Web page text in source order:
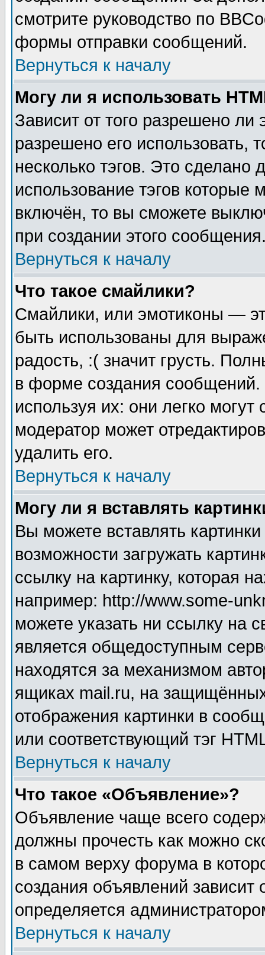
смотрите руководство по
формы отправки сообщений.
Вернуться к началу
Могу ли я использовать
Зависит от того разрешено
разрешено его использовать,
несколько тэгов. Это сделано
использование тэгов
включён, то вы сможете
при создании этого
Вернуться к началу
Что такое смайлики?
Смайлики, или эмотиконы —
быть использованы для
радость, :( значит грусть.
в форме создания сообщений.
используя их: они легко
модератор может
удалить его.
Вернуться к началу
Могу ли я вставлять
Вы можете вставлять
возможности загружать
ссылку на картинку, которая
например: http://www.some-
можете указать ни ссылку на
является общедоступным
находятся за механизмом
ящиках mail.ru, на
отображения картинки в
или соответствующий тэг
Вернуться к началу
Что такое «Объявление»?
Объявление чаще всего
должны прочесть как можно
в самом верху форума в
создания объявлений зависит
определяется
Вернуться к началу